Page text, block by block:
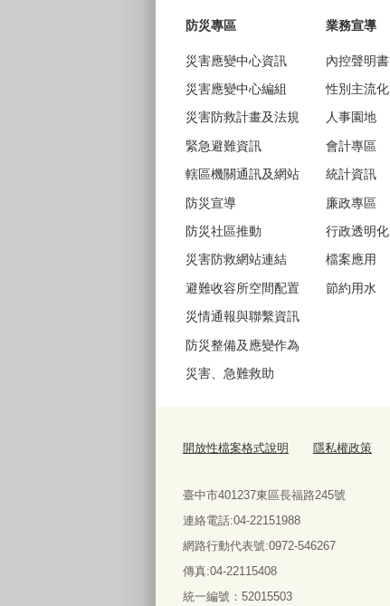
防災專區
災害應變中心資訊
災害應變中心編組
災害防救計畫及法規
緊急避難資訊
轄區機關通訊及網站
防災宣導
防災社區推動
災害防救網站連結
避難收容所空間配置
災情通報與聯繫資訊
防災整備及應變作為
災害、急難救助
業務宣導
內控聲明書
性別主流化
人事園地
會計專區
統計資訊
廉政專區
行政透明化
檔案應用
節約用水
開放性檔案格式說明 隱私權政策
臺中市401237東區長福路245號
連絡電話:04-22151988
網路行動代表號:0972-546267
傳真:04-22115408
統一編號：52015503